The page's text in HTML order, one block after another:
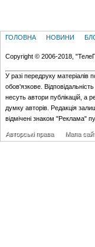
ГОЛОВНА НОВИНИ
Copyright © 2006-2018,
У разі передруку
обов'язкове.
несуть автори публікацій, а
думку авторів. Редакція
відмічені знаком "Реклама"
Авторські права Мапа